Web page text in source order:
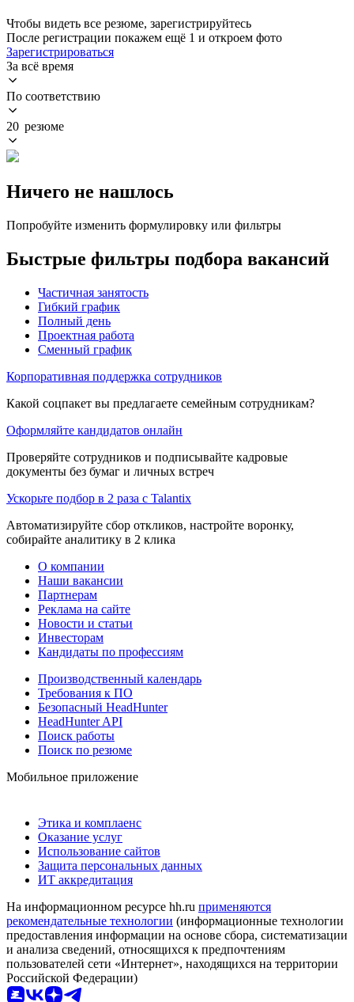
Чтобы видеть все резюме, зарегистрируйтесь
После регистрации покажем ещё 1 и откроем фото
Зарегистрироваться
За всё время
По соответствию
20 резюме
Ничего не нашлось
Попробуйте изменить формулировку или фильтры
Быстрые фильтры подбора вакансий
Частичная занятость
Гибкий график
Полный день
Проектная работа
Сменный график
Корпоративная поддержка сотрудников
Какой соцпакет вы предлагаете семейным сотрудникам?
Оформляйте кандидатов онлайн
Проверяйте сотрудников и подписывайте кадровые
документы без бумаг и личных встреч
Ускорьте подбор в 2 раза с Talantix
Автоматизируйте сбор откликов, настройте воронку,
собирайте аналитику в 2 клика
О компании
Наши вакансии
Партнерам
Реклама на сайте
Новости и статьи
Инвесторам
Кандидаты по профессиям
Производственный календарь
Требования к ПО
Безопасный HeadHunter
HeadHunter API
Поиск работы
Поиск по резюме
Мобильное приложение
Этика и комплаенс
Оказание услуг
Использование сайтов
Защита персональных данных
ИТ аккредитация
На информационном ресурсе hh.ru применяются
рекомендательные технологии (информационные технологии
предоставления информации на основе сбора, систематизации
и анализа сведений, относящихся к предпочтениям
пользователей сети «Интернет», находящихся на территории
Российской Федерации)